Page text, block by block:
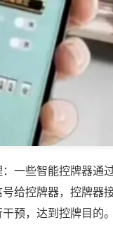
一些智能控牌器通
给控牌器，控牌器
预，达到控牌目的。